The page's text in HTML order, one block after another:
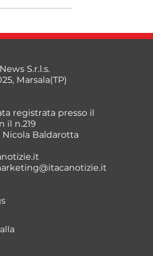
S.r.l.s.
Marsala(TP)
registrata presso il
il n.219
Baldarotta